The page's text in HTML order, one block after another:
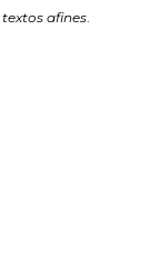
textos afines